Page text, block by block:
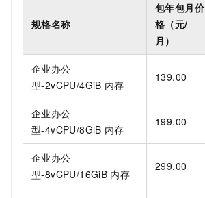
规格名称
包年包月价
格（元/
月）
企业办公
型-2vCPU/4GiB 内存
139.00
企业办公
型-4vCPU/8GiB 内存
199.00
企业办公
型-8vCPU/16GiB 内存
299.00